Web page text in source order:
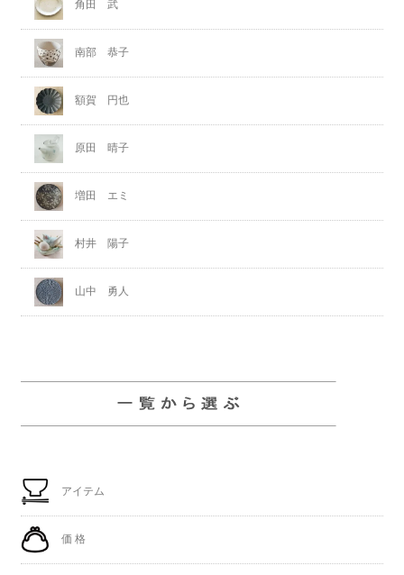
角田 武
南部 恭子
額賀 円也
原田 晴子
増田 エミ
村井 陽子
山中 勇人
アイテム
価 格